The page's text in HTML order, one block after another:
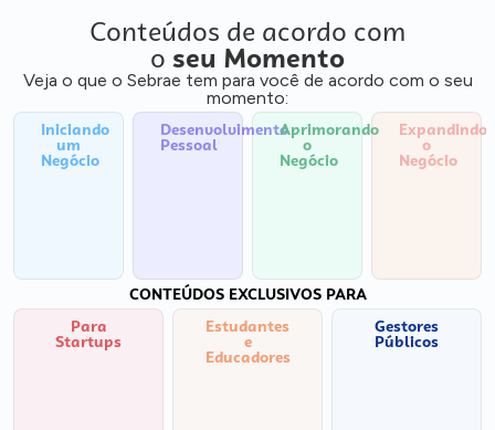
Conteúdos de acordo com
o seu Momento
Veja o que o Sebrae tem para você de acordo com o seu
momento:
Iniciando
um
Negócio
Desenvolvimento
Pessoal
Aprimorando
o
Negócio
Expandindo
o
Negócio
CONTEÚDOS EXCLUSIVOS PARA
Para
Startups
Estudantes
e
Educadores
Gestores
Públicos